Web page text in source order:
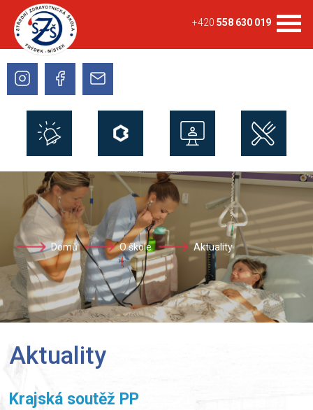
+420 558 630 019
Domů O škole Aktuality
Aktuality
Krajská soutěž PP